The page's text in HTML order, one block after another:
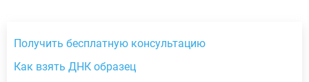
Получить бесплатную консультацию
Как взять ДНК образец